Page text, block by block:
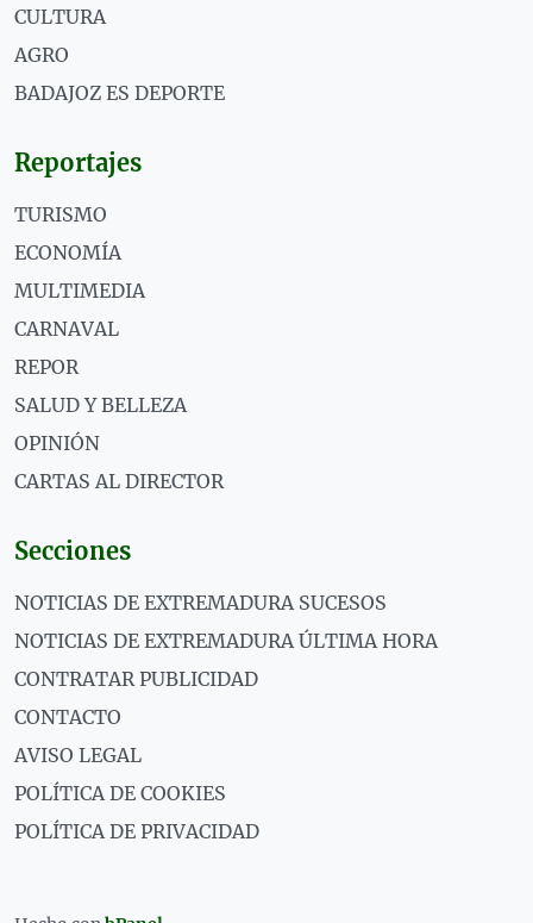
CULTURA
AGRO
BADAJOZ ES DEPORTE
Reportajes
TURISMO
ECONOMÍA
MULTIMEDIA
CARNAVAL
REPOR
SALUD Y BELLEZA
OPINIÓN
CARTAS AL DIRECTOR
Secciones
NOTICIAS DE EXTREMADURA SUCESOS
NOTICIAS DE EXTREMADURA ÚLTIMA HORA
CONTRATAR PUBLICIDAD
CONTACTO
AVISO LEGAL
POLÍTICA DE COOKIES
POLÍTICA DE PRIVACIDAD